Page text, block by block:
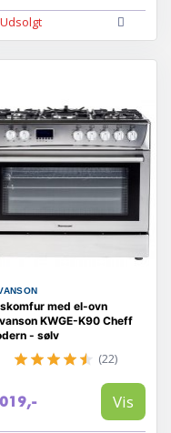
Udsolgt
med el-ovn
KWGE-K90 Cheff
- sølv
(22)
Vis